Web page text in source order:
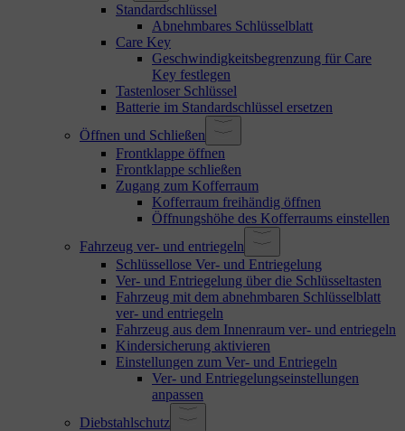
Standardschlüssel
Abnehmbares Schlüsselblatt
Care Key
Geschwindigkeitsbegrenzung für Care
Key festlegen
Tastenloser Schlüssel
Batterie im Standardschlüssel ersetzen
Öffnen und Schließen
Frontklappe öffnen
Frontklappe schließen
Zugang zum Kofferraum
Kofferraum freihändig öffnen
Öffnungshöhe des Kofferraums einstellen
Fahrzeug ver- und entriegeln
Schlüssellose Ver- und Entriegelung
Ver- und Entriegelung über die Schlüsseltasten
Fahrzeug mit dem abnehmbaren Schlüsselblatt
ver- und entriegeln
Fahrzeug aus dem Innenraum ver- und entriegeln
Kindersicherung aktivieren
Einstellungen zum Ver- und Entriegeln
Ver- und Entriegelungseinstellungen
anpassen
Diebstahlschutz